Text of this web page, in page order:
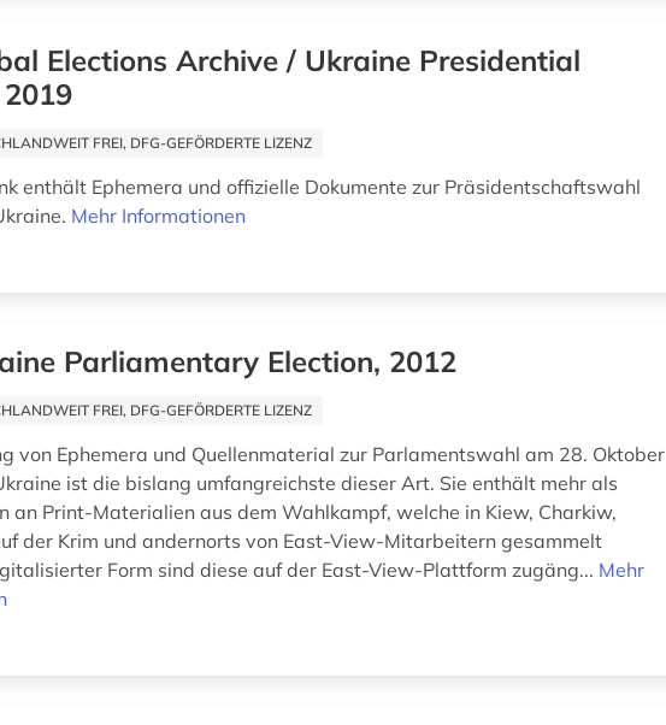
Elections Archive / Ukraine Presidential
FREI, DFG-GEFÖRDERTE LIZENZ
enthält Ephemera und offizielle Dokumente zur Präsidentschaftswahl
Mehr Informationen
Parliamentary Election, 2012
FREI, DFG-GEFÖRDERTE LIZENZ
von Ephemera und Quellenmaterial zur Parlamentswahl am 28. Oktober
ist die bislang umfangreichste dieser Art. Sie enthält mehr als
an Print-Materialien aus dem Wahlkampf, welche in Kiew, Charkiw,
der Krim und andernorts von East-View-Mitarbeitern gesammelt
Form sind diese auf der East-View-Plattform zugäng... Mehr